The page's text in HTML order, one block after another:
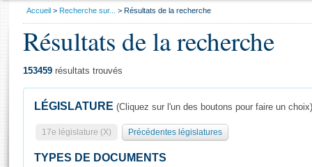
Présidence
Séance publique
Général
Rôle et pouvoirs de l'Assemblée
Visiter l'Assemblée
Vous
Accueil Recherche sur... Résultats de la recherche
Résultats de la recherche
153459 résultats trouvés
LÉGISLATURE (Cliquez sur l'un des boutons pour faire un choix)
17e législature (X) Précédentes législatures
TYPES DE DOCUMENTS